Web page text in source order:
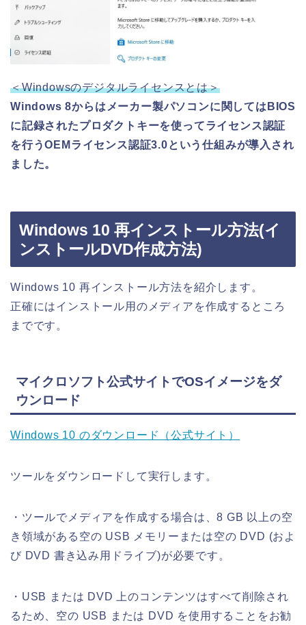
＜Windowsのデジタルライセンスとは＞
Windows 8からはメーカー製パソコンに関してはBIOS
に記録されたプロダクトキーを使ってライセンス認証
を行うOEMライセンス認証3.0という仕組みが導入され
ました。
Windows 10 再インストール方法(イ
ンストールDVD作成方法)
Windows 10 再インストール方法を紹介します。
正確にはインストール用のメディアを作成するところ
までです。
マイクロソフト公式サイトでOSイメージをダ
ウンロード
Windows 10 のダウンロード（公式サイト）
ツールをダウンロードして実行します。
・ツールでメディアを作成する場合は、8 GB 以上の空
き領域がある空の USB メモリーまたは空の DVD (およ
び DVD 書き込み用ドライブ)が必要です。
・USB または DVD 上のコンテンツはすべて削除され
るため、空の USB または DVD を使用することをお勧